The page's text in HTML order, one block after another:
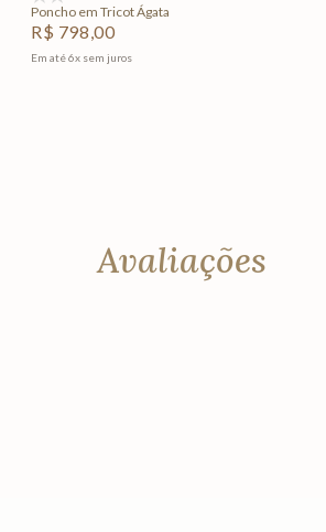
Poncho em Tricot Ágata
R$ 798,00
Em até6x sem juros
Avaliações